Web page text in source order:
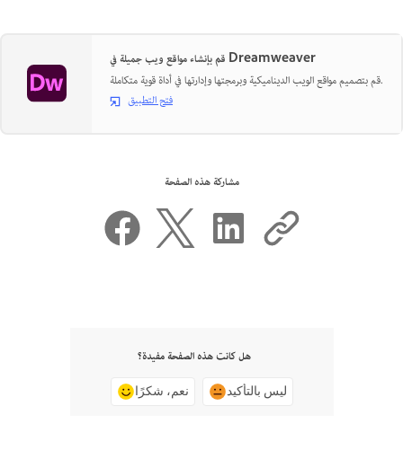
قم بإنشاء مواقع ويب جميلة في Dreamweaver
قم بتصميم مواقع الويب الديناميكية وبرمجتها وإدارتها في أداة قوية متكاملة.
فتح التطبيق
مشاركة هذه الصفحة
هل كانت هذه الصفحة مفيدة؟
نعم، شكرًا ليس بالتأكيد